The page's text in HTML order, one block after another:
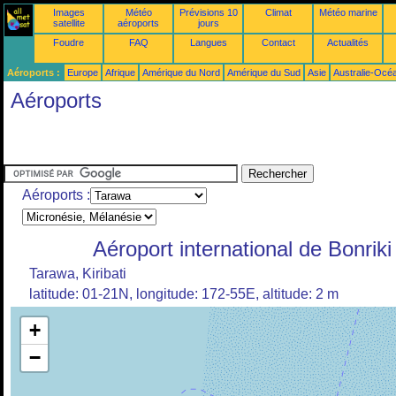
Images
satellite
Météo
aéroports
Prévisions 10
jours
Climat Météo marine
Foudre FAQ Langues Contact Actualités
Aéroports : Europe Afrique Amérique du Nord Amérique du Sud Asie Australie-
Aéroports
Aéroports :
Aéroport international de Bonriki
Tarawa, Kiribati
latitude: 01-21N, longitude: 172-55E, altitude: 2 m
+
−